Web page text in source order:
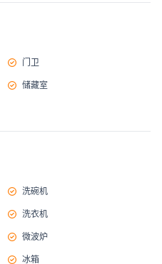
门卫
储藏室
洗碗机
洗衣机
微波炉
冰箱